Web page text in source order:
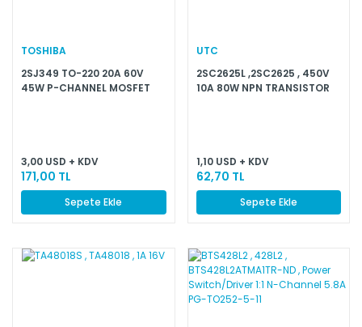
TOSHIBA
2SJ349 TO-220 20A 60V
45W P-CHANNEL MOSFET
3,00 USD + KDV
171,00 TL
Sepete Ekle
UTC
2SC2625L ,2SC2625 , 450V
10A 80W NPN TRANSISTOR
1,10 USD + KDV
62,70 TL
Sepete Ekle